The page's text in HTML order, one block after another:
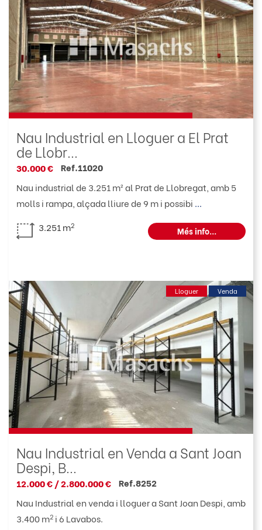
Nau Industrial en Lloguer a El Prat
de Llobr...
Ref.11020
30.000 €
Nau industrial de 3.251 m² al Prat de Llobregat, amb 5
molls i rampa, alçada lliure de 9 m i possibi ...
3.251 m2 Més info...
Lloguer Venda
Nau Industrial en Venda a Sant Joan
Despi, B...
Ref.8252
12.000 € / 2.800.000 €
Nau Industrial en venda i lloguer a Sant Joan Despi, amb
3.400 m2 i 6 Lavabos.